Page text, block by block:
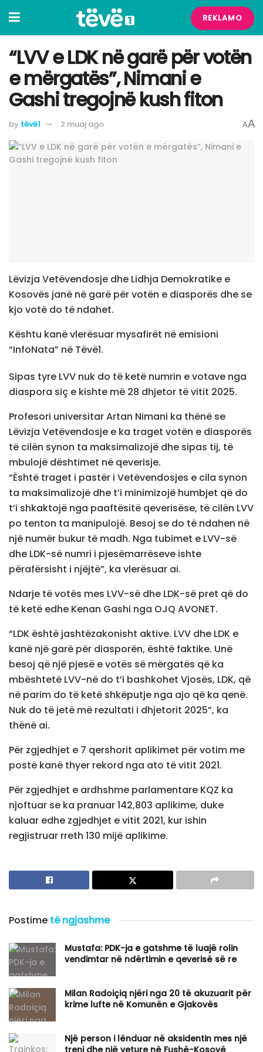
REKLAMO
“LVV e LDK në garë për votën
e mërgatës”, Nimani e
Gashi tregojnë kush fiton
by tëvë1 2 muaj ago AA
Lëvizja Vetëvendosje dhe Lidhja Demokratike e
Kosovës janë në garë për votën e diasporës dhe se
kjo votë do të ndahet.
Kështu kanë vlerësuar mysafirët në emisioni
“InfoNata” në Tëvë1.
Sipas tyre LVV nuk do të ketë numrin e votave nga
diaspora siç e kishte më 28 dhjetor të vitit 2025.
Profesori universitar Artan Nimani ka thënë se
Lëvizja Vetëvendosje e ka traget votën e diasporës
të cilën synon ta maksimalizojë dhe sipas tij, të
mbulojë dështimet në qeverisje.
“Është traget i pastër i Vetëvendosjes e cila synon
ta maksimalizojë dhe t’i minimizojë humbjet që do
t’i shkaktojë nga paaftësitë qeverisëse, të cilën LVV
po tenton ta manipulojë. Besoj se do të ndahen në
një numër bukur të madh. Nga tubimet e LVV-së
dhe LDK-së numri i pjesëmarrëseve ishte
përafërsisht i njëjtë”, ka vlerësuar ai.
Ndarje të votës mes LVV-së dhe LDK-së pret që do
të ketë edhe Kenan Gashi nga OJQ AVONET.
“LDK është jashtëzakonisht aktive. LVV dhe LDK e
kanë një garë për diasporën, është faktike. Unë
besoj që një pjesë e votës së mërgatës që ka
mbështetë LVV-në do t’i bashkohet Vjosës, LDK, që
në parim do të ketë shkëputje nga ajo që ka qenë.
Nuk do të jetë më rezultati i dhjetorit 2025”, ka
thënë ai.
Për zgjedhjet e 7 qershorit aplikimet për votim me
postë kanë thyer rekord nga ato të vitit 2021.
Për zgjedhjet e ardhshme parlamentare KQZ ka
njoftuar se ka pranuar 142,803 aplikime, duke
kaluar edhe zgjedhjet e vitit 2021, kur ishin
regjistruar rreth 130 mijë aplikime.
Postime të ngjashme
Mustafa: PDK-ja e gatshme të luajë rolin
vendimtar në ndërtimin e qeverisë së re
Milan Radoiçiq njëri nga 20 të akuzuarit për
krime lufte në Komunën e Gjakovës
Një person i lënduar në aksidentin mes një